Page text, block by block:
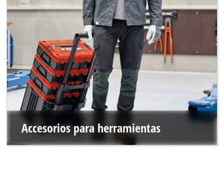
Accesorios para herramientas